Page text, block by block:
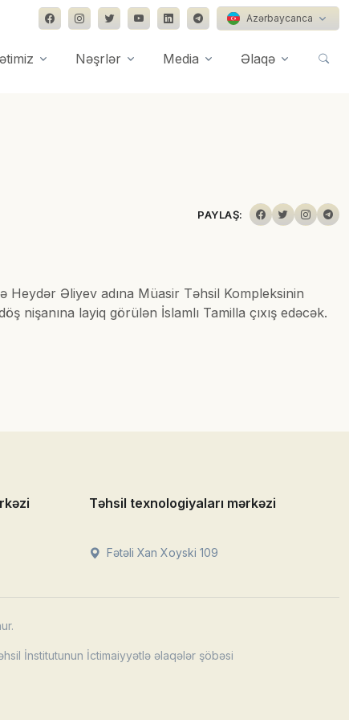
Azərbaycanca
Nəşrlər Media Əlaqə
PAYLAŞ:
Əliyev adına Müasir Təhsil Kompleksinin
nişanına layiq görülən İslamlı Tamilla çıxış edəcək.
Təhsil texnologiyaları mərkəzi
Fətəli Xan Xoyski 109
İnstitutunun İctimaiyyətlə əlaqələr şöbəsi